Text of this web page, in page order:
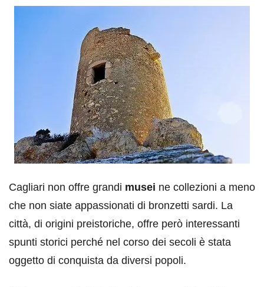
Cagliari non offre grandi musei ne collezioni a meno
che non siate appassionati di bronzetti sardi. La
città, di origini preistoriche, offre però interessanti
spunti storici perché nel corso dei secoli è stata
oggetto di conquista da diversi popoli.